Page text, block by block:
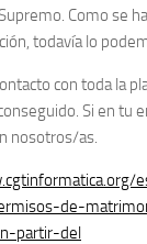
Como se
todavía lo
con toda la
Si en tu
nosotros/as.
de-
partir-del